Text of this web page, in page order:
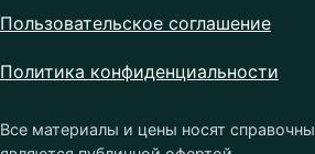
Пользовательское соглашение
Политика конфиденциальности
Все материалы и цены носят